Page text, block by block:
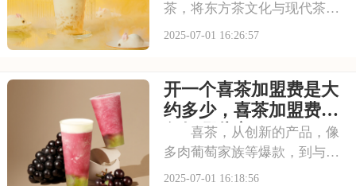
茶，将东方茶文化与现代茶饮
巧妙结合。以“原叶鲜奶茶”为
茶饮市场脱颖而出。不少投资
者被其吸引，以下是开一个霸
王茶姬店大概多少钱，
2025-07-01 16:26:57
开一个喜茶加盟费是大
约多少，喜茶加盟费用
包括哪些方面
喜茶，从创新的产品，像
多肉葡萄家族等爆款，到与知
名品牌跨界联名提升影响力，
2025-07-01 16:18:56